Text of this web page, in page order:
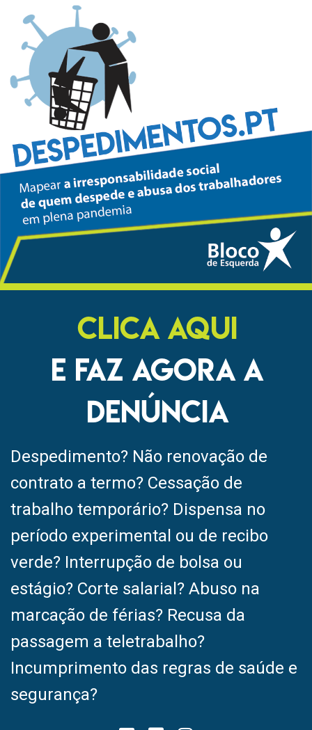
CLICA AQUI
E FAZ AGORA A
DENÚNCIA
Despedimento? Não renovação de
contrato a termo? Cessação de
trabalho temporário? Dispensa no
período experimental ou de recibo
verde? Interrupção de bolsa ou
estágio? Corte salarial? Abuso na
marcação de férias? Recusa da
passagem a teletrabalho?
Incumprimento das regras de saúde e
segurança?